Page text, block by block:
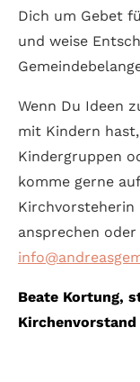
Dich um Gebet
und weise
Wenn Du Ideen
mit Kindern
Kindergruppen
komme gerne
ansprechen oder
Beate Kortung,
Kirchenvorstand